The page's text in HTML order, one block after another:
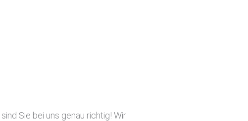
Sie bei uns genau richtig! Wir